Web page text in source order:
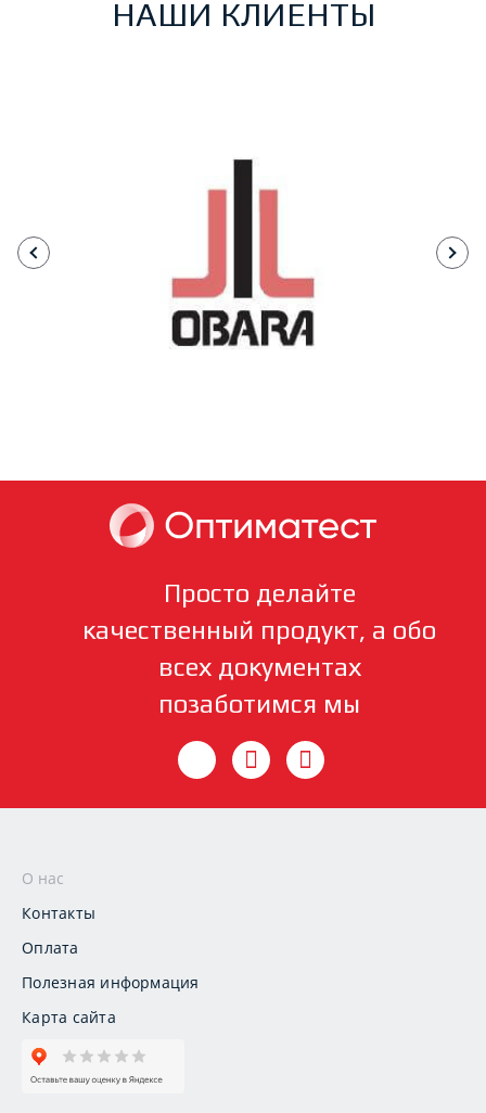
НАШИ КЛИЕНТЫ
Просто делайте
качественный продукт, а обо
всех документах
позаботимся мы
О нас
Контакты
Оплата
Полезная информация
Карта сайта